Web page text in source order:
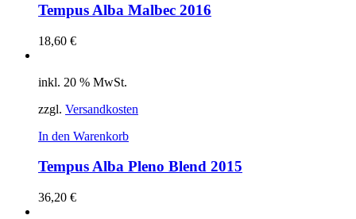
Tempus Alba Malbec 2016
18,60 €
inkl. 20 % MwSt.
zzgl. Versandkosten
In den Warenkorb
Tempus Alba Pleno Blend 2015
36,20 €